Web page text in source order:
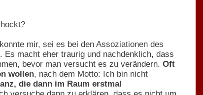
mir, sei es bei den Assoziationen des
macht eher traurig und nachdenklich, dass
bevor man versucht es zu verändern. Oft
wollen, nach dem Motto: Ich bin nicht
die dann im Raum erstmal